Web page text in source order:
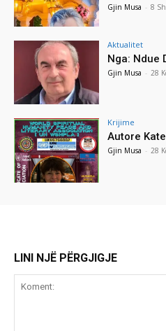
Gjin Musa - 8
Aktualitet
Nga: Ndue
Gjin Musa - 28
Krijime
Autore
Gjin Musa - 28
LINI NJË PËRGJIGJE